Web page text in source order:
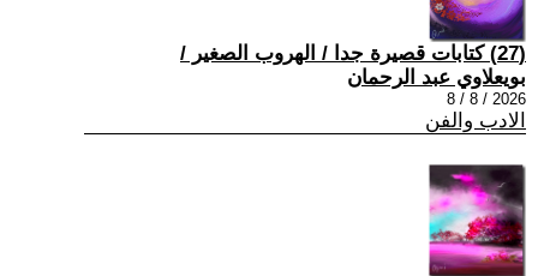
(27) كتابات قصيرة جدا / الهروب الصغير /
بويعلاوي عبد الرحمان
2026 / 8 / 8
الادب والفن